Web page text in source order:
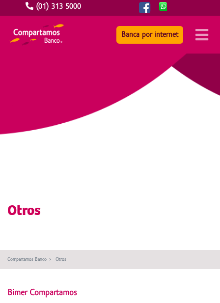
(01) 313 5000
Banca por internet
Otros
Compartamos Banco Otros
Bimer Compartamos